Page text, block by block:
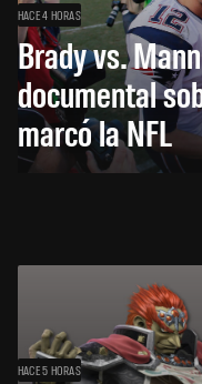
HACE 4 HORAS
Brady vs.
documental
marcó la NFL
HACE 5 HORAS